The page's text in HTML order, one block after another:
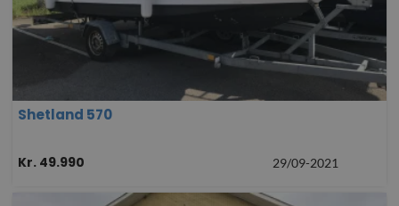
Shetland 570
Kr. 49.990 29/09-2021